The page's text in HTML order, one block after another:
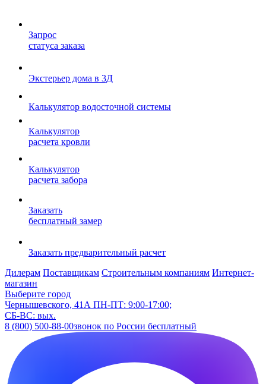
Запрос
статуса заказа
Экстерьер дома в 3Д
Калькулятор водосточной системы
Калькулятор
расчета кровли
Калькулятор
расчета забора
Заказать
бесплатный замер
Заказать предварительный расчет
Дилерам Поставщикам Строительным компаниям Интернет-
магазин
Выберите город
Чернышевского, 41А ПН-ПТ: 9:00-17:00;
СБ-ВС: вых.
8 (800) 500-88-00звонок по России бесплатный